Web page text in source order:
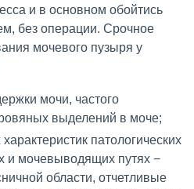
и в основном обойтись
без операции. Срочное
мочевого пузыря у
мочи, частого
выделений в моче;
патологических
и мочевыводящих путях −
области, отчетливые